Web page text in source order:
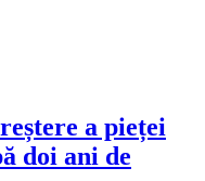
a pieței
doi ani de